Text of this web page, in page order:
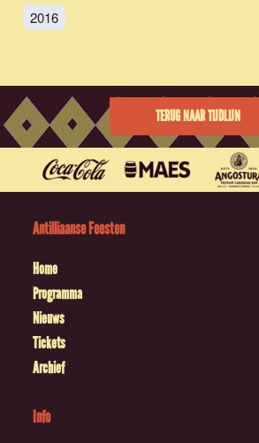
2016
TERUG NAAR TIJDLIJN
Antilliaanse Feesten
Home
Programma
Nieuws
Tickets
Archief
Info